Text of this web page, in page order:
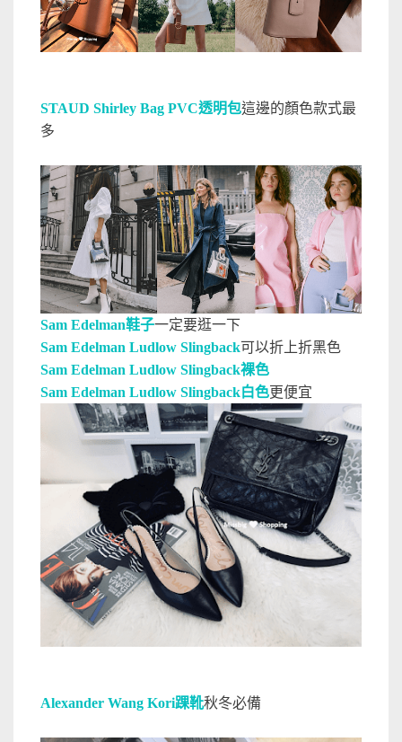
STAUD Shirley Bag PVC透明包這邊的顏色款式最
多
Sam Edelman鞋子一定要逛一下
Sam Edelman Ludlow Slingback可以折上折黑色
Sam Edelman Ludlow Slingback裸色
Sam Edelman Ludlow Slingback白色更便宜
Alexander Wang Kori踝靴秋冬必備